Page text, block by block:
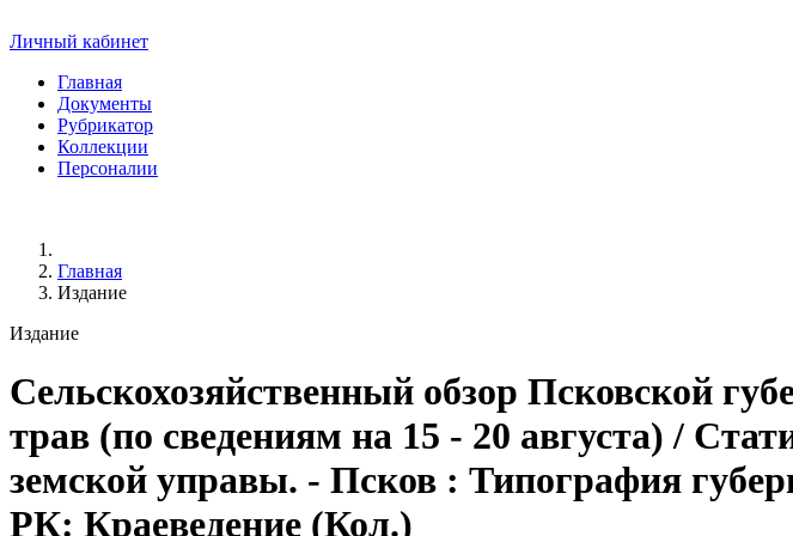
Личный кабинет
Главная
Документы
Рубрикатор
Коллекции
Персоналии
Главная
Издание
Издание
Сельскохозяйственный обзор Псковской
трав (по сведениям на 15 - 20 августа) /
земской управы. - Псков : Типография
РК: Краеведение (Кол.)